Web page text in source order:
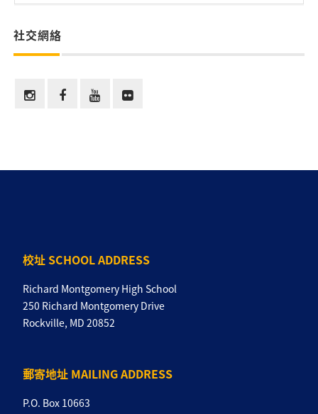
社交網絡
校址 SCHOOL ADDRESS
Richard Montgomery High School
250 Richard Montgomery Drive
Rockville, MD 20852
郵寄地址 MAILING ADDRESS
P.O. Box 10663